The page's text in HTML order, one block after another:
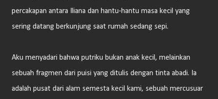
percakapan antara Iliana dan hantu-hantu masa kecil yang
sering datang berkunjung saat rumah sedang sepi.
Aku menyadari bahwa putriku bukan anak kecil, melainkan
sebuah fragmen dari puisi yang ditulis dengan tinta abadi. Ia
adalah pusat dari alam semesta kecil kami, sebuah mercusuar